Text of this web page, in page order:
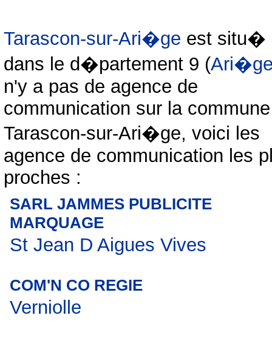
Tarascon-sur-Ari�ge est situ�
dans le d�partement 9 (
n'y a pas de agence de
communication sur la
Tarascon-sur-Ari�ge, voici les
agence de communication les
proches :
SARL JAMMES PUBLICITE
MARQUAGE
St Jean D Aigues Vives
COM'N CO REGIE
Verniolle